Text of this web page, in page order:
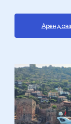
0 - 17 лет
Телефон (+ код